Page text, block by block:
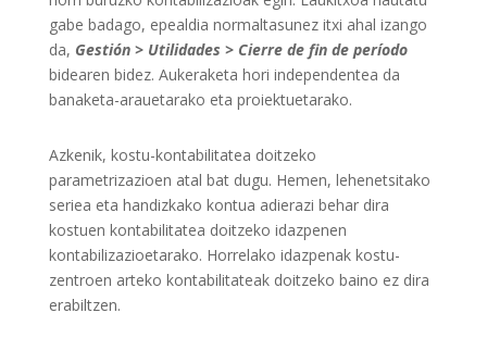
gabe badago, epealdia normaltasunez itxi ahal izango
da, Gestión > Utilidades >Cierre de fin de período
bidearen bidez. Aukeraketa hori independentea da
banaketa-arauetarako eta proiektuetarako.
Azkenik, kostu-kontabilitatea doitzeko
parametrizazioen atal bat dugu. Hemen, lehenetsitako
seriea eta handizkako kontua adierazi behar dira
kostuen kontabilitatea doitzeko idazpenen
kontabilizazioetarako. Horrelako idazpenak kostu-
zentroen arteko kontabilitateak doitzeko baino ez dira
erabiltzen.